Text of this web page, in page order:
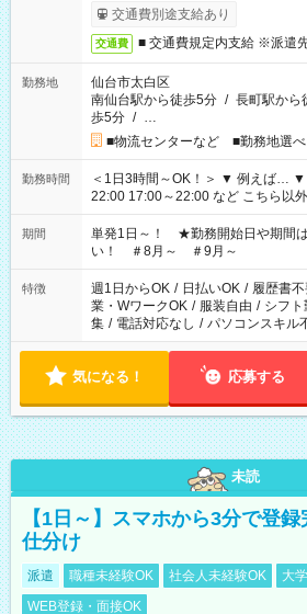
交通費別途支給あり
交通費 ■ 交通費規定内支給 ※派遣
勤務地
仙台市太白区
南仙台駅から徒歩5分 / 長町駅から
歩5分 / …
■物流センターなど ■勤務地選
勤務時間
＜1日3時間～OK！＞ ▼ 例えば… ▼ 15:00～18:00 15:00～
22:00 17:00～22:00 など こちら以外の時間もお気軽にご相談く
ださい！
期間
単発1日～！ ★勤務開始日や期間
い！ ＃8月～ ＃9月～
特徴 週1日からOK / 日払いOK / 履歴書
業・WワークOK / 服装自由 / シフト
集 / 電話対応なし / パソコンスキル
気になる！ 応募する
未読
【1日～】スマホから3分で登
仕分け
派遣 職種未経験OK 社会人未経験OK 大
WEB登録・面接OK